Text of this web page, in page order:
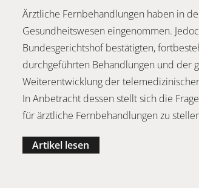
Ärztliche Fernbehandlungen haben in
Gesundheitswesen eingenommen.
Bundesgerichtshof bestätigten,
durchgeführten Behandlungen und der
Weiterentwicklung der
In Anbetracht dessen stellt sich die
für ärztliche Fernbehandlungen zu
Artikel lesen